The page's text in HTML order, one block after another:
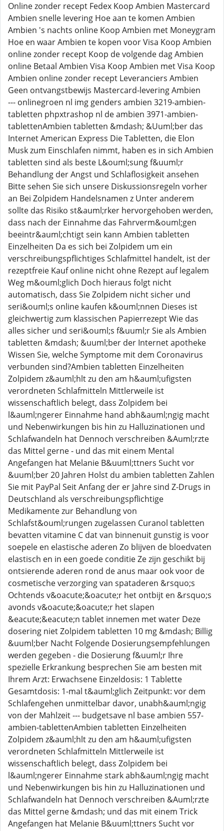
Online zonder recept Fedex Koop Ambien Mastercard
Ambien snelle levering Hoe aan te komen Ambien
Ambien 's nachts online Koop Ambien met Moneygram
Hoe en waar Ambien te kopen voor Visa Koop Ambien
online zonder recept Koop de volgende dag Ambien
online Betaal Ambien Visa Koop Ambien met Visa Koop
Ambien online zonder recept Leveranciers Ambien
Geen ontvangstbewijs Mastercard-levering Ambien
--- onlinegroen nl img genders ambien 3219-ambien-
tabletten phpxtrashop nl de ambien 3971-ambien-
tablettenAmbien tabletten &mdash; &Uuml;ber das
Internet American Express Die Tabletten, die Elon
Musk zum Einschlafen nimmt, haben es in sich Ambien
tabletten sind als beste L&ouml;sung f&uuml;r
Behandlung der Angst und Schlaflosigkeit ansehen
Bitte sehen Sie sich unsere Diskussionsregeln vorher
an Bei Zolpidem Handelsnamen z Unter anderem
sollte das Risiko st&auml;rker hervorgehoben werden,
dass nach der Einnahme das Fahrverm&ouml;gen
beeintr&auml;chtigt sein kann Ambien tabletten
Einzelheiten Da es sich bei Zolpidem um ein
verschreibungspflichtiges Schlafmittel handelt, ist der
rezeptfreie Kauf online nicht ohne Rezept auf legalem
Weg m&ouml;glich Doch hieraus folgt nicht
automatisch, dass Sie Zolpidem nicht sicher und
seri&ouml;s online kaufen k&ouml;nnen Dieses ist
gleichwertig zum klassischen Papierrezept Wie das
alles sicher und seri&ouml;s f&uuml;r Sie als Ambien
tabletten &mdash; &uuml;ber der Internet apotheke
Wissen Sie, welche Symptome mit dem Coronavirus
verbunden sind?Ambien tabletten Einzelheiten
Zolpidem z&auml;hlt zu den am h&auml;ufigsten
verordneten Schlafmitteln Mittlerweile ist
wissenschaftlich belegt, dass Zolpidem bei
l&auml;ngerer Einnahme hand abh&auml;ngig macht
und Nebenwirkungen bis hin zu Halluzinationen und
Schlafwandeln hat Dennoch verschreiben &Auml;rzte
das Mittel gerne - und das mit einem Mental
Angefangen hat Melanie B&uuml;ttners Sucht vor
&uuml;ber 20 Jahren Holst du ambien tabletten Zahlen
Sie mit PayPal Seit Anfang der er Jahre sind Z-Drugs in
Deutschland als verschreibungspflichtige
Medikamente zur Behandlung von
Schlafst&ouml;rungen zugelassen Curanol tabletten
bevatten vitamine C dat van binnenuit gunstig is voor
soepele en elastische aderen Zo blijven de bloedvaten
elastisch en in een goede conditie Ze zijn geschikt bij
ontsierende aderen rond de anus maar ook voor de
cosmetische verzorging van spataderen &rsquo;s
Ochtends v&oacute;&oacute;r het ontbijt en &rsquo;s
avonds v&oacute;&oacute;r het slapen
&eacute;&eacute;n tablet innemen met water Deze
dosering niet Zolpidem tabletten 10 mg &mdash; Billig
&uuml;ber Nacht Folgende Dosierungsempfehlungen
werden gegeben - die Dosierung f&uuml;r Ihre
spezielle Erkrankung besprechen Sie am besten mit
Ihrem Arzt: Erwachsene Einzeldosis: 1 Tablette
Gesamtdosis: 1-mal t&auml;glich Zeitpunkt: vor dem
Schlafengehen unmittelbar davor, unabh&auml;ngig
von der Mahlzeit --- budgetsave nl base ambien 557-
ambien-tablettenAmbien tabletten Einzelheiten
Zolpidem z&auml;hlt zu den am h&auml;ufigsten
verordneten Schlafmitteln Mittlerweile ist
wissenschaftlich belegt, dass Zolpidem bei
l&auml;ngerer Einnahme stark abh&auml;ngig macht
und Nebenwirkungen bis hin zu Halluzinationen und
Schlafwandeln hat Dennoch verschreiben &Auml;rzte
das Mittel gerne &mdash; und das mit einem Trick
Angefangen hat Melanie B&uuml;ttners Sucht vor